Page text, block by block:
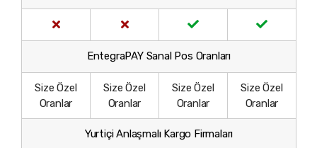
EntegraPAY Sanal Pos Oranları
Size Özel
Oranlar
Size Özel
Oranlar
Size Özel
Oranlar
Size Özel
Oranlar
Yurtiçi Anlaşmalı Kargo Firmaları